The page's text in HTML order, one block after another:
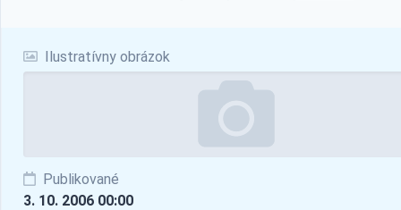
Ilustratívny obrázok
Publikované
3. 10. 2006 00:00